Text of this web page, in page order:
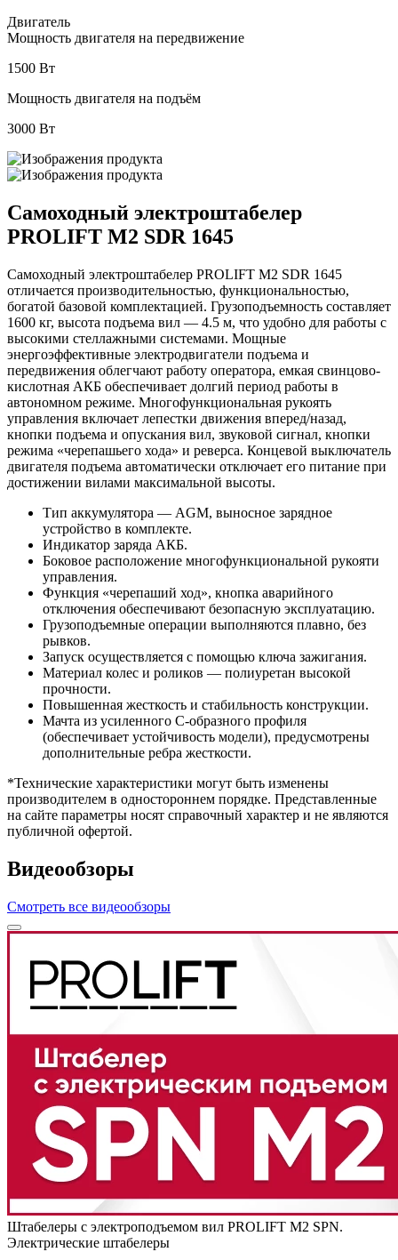
Двигатель
Мощность двигателя на передвижение
1500 Вт
Мощность двигателя на подъём
3000 Вт
Самоходный электроштабелер
PROLIFT M2 SDR 1645
Самоходный электроштабелер PROLIFT M2 SDR 1645
отличается производительностью, функциональностью,
богатой базовой комплектацией. Грузоподъемность составляет
1600 кг, высота подъема вил — 4.5 м, что удобно для работы с
высокими стеллажными системами. Мощные
энергоэффективные электродвигатели подъема и
передвижения облегчают работу оператора, емкая свинцово-
кислотная АКБ обеспечивает долгий период работы в
автономном режиме. Многофункциональная рукоять
управления включает лепестки движения вперед/назад,
кнопки подъема и опускания вил, звуковой сигнал, кнопки
режима «черепашьего хода» и реверса. Концевой выключатель
двигателя подъема автоматически отключает его питание при
достижении вилами максимальной высоты.
Тип аккумулятора — AGM, выносное зарядное
устройство в комплекте.
Индикатор заряда АКБ.
Боковое расположение многофункциональной рукояти
управления.
Функция «черепаший ход», кнопка аварийного
отключения обеспечивают безопасную эксплуатацию.
Грузоподъемные операции выполняются плавно, без
рывков.
Запуск осуществляется с помощью ключа зажигания.
Материал колес и роликов — полиуретан высокой
прочности.
Повышенная жесткость и стабильность конструкции.
Мачта из усиленного C-образного профиля
(обеспечивает устойчивость модели), предусмотрены
дополнительные ребра жесткости.
*Технические характеристики могут быть изменены
производителем в одностороннем порядке. Представленные
на сайте параметры носят справочный характер и не являются
публичной офертой.
Видеообзоры
Смотреть все видеообзоры
Штабелеры с электроподъемом вил PROLIFT M2 SPN.
Электрические штабелеры